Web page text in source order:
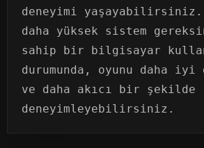
deneyimi yaşayabilirsiniz.
daha yüksek sistem
sahip bir bilgisayar
durumunda, oyunu daha
ve daha akıcı bir şekilde
deneyimleyebilirsiniz.